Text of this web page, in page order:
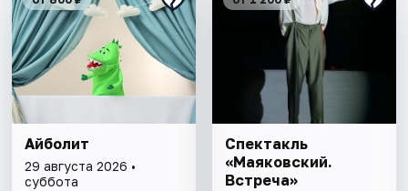
Айболит
29 августа 2026 •
суббота
Спектакль
«Маяковский.
Встреча»